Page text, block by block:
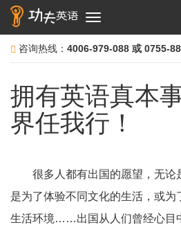
Toggle
navigation
咨询热线： 4006-979-088 或 0755-
拥有英语真本
界任我行！
很多人都有出国的愿望，无论
是为了体验不同文化的生活，或为
生活环境……出国从人们曾经心目